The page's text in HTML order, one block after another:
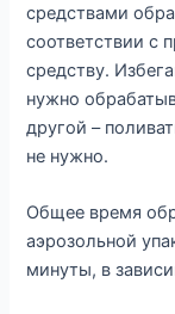
средствами
соответствии с
средству.
нужно
другой –
не нужно.
Общее время
аэрозольной
минуты, в